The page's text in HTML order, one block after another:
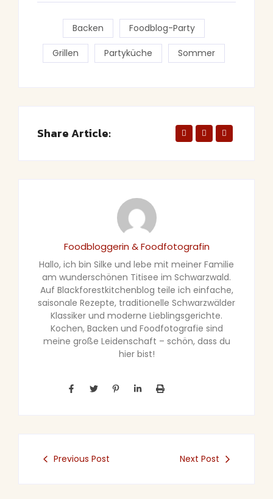
Backen Foodblog-Party
Grillen Partyküche Sommer
Share Article:
Foodbloggerin & Foodfotografin
Hallo, ich bin Silke und lebe mit meiner Familie
am wunderschönen Titisee im Schwarzwald.
Auf Blackforestkitchenblog teile ich einfache,
saisonale Rezepte, traditionelle Schwarzwälder
Klassiker und moderne Lieblingsgerichte.
Kochen, Backen und Foodfotografie sind
meine große Leidenschaft – schön, dass du
hier bist!
Previous Post Next Post